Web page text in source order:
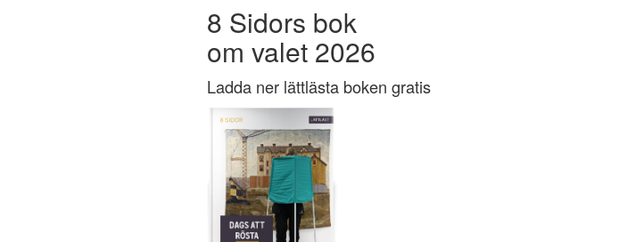
8 Sidors bok
om valet 2026
Ladda ner lättlästa boken gratis